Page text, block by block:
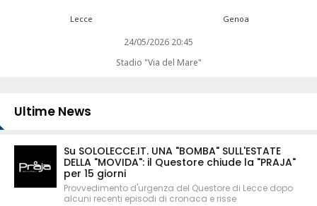
Lecce Genoa
24/05/2026 20:45
Stadio "Via del Mare"
Ultime News
Su SOLOLECCE.IT. UNA "BOMBA" SULL'ESTATE
DELLA "MOVIDA": il Questore chiude la "PRAJA"
per 15 giorni
Provvedimento d'urgenza del Questore di Lecce dopo
alcuni recenti episodi di cronaca e risse